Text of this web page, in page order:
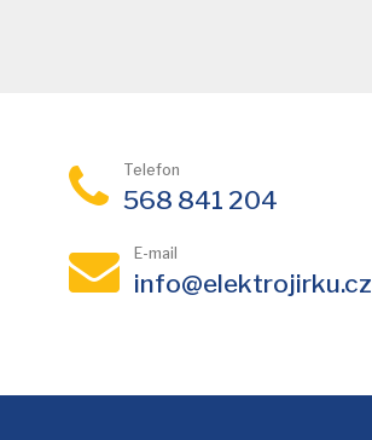
Telefon
568 841 204
E-mail
info@elektrojirku.cz